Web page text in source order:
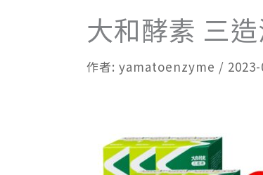
大和酵素 三
作者: yamatoenzyme /